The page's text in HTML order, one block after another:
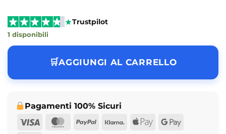
Trustpilot
1 disponibili
AGGIUNGI AL CARRELLO
Pagamenti 100% Sicuri
Visa
MasterCard
PayPalKlarna Apple Google